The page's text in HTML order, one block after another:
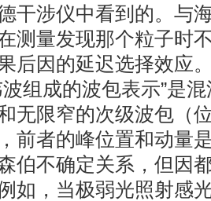
干涉仪中看到的。与
测量发现那个粒子时
后因的延迟选择效应
组成的波包表示”是
无限窄的次级波包（
前者的峰位置和动量
伯不确定关系，但因
如，当极弱光照射感